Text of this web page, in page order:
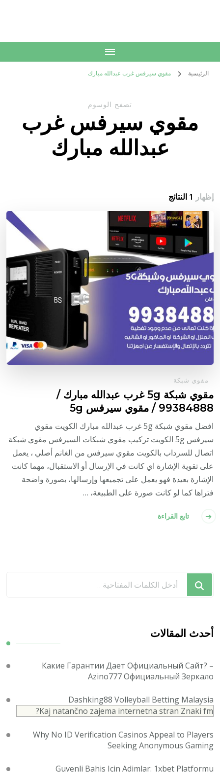
الرئيسية مقوي سيرفس غرب عبدالله مبارك
تصفح الوسوم
مقوي سيرفس غرب
عبدالله مبارك
إظهار 1 النتائج
مقوي شبكة
مقوي شبكة 5g غرب عبدالله مبارك /
99384888 / مقوي سيرفس 5g
افضل مقوي شبكة 5g غرب عبدالله مبارك الكويت مقوي
سيرفس 5g الكويت تركيب مقوي شبكات السيرفس مقوي شبكة
اتصال للسرداب بالكويت مقوي سيرفس من الغانم أصلي ، يعمل
على تقوية الإشارة اي كانت في الإرسال أو الاستقبال، مهما كانت
الإشارة بعيدة فهو يعمل على تجميعها وإرسالها، بصورة واضحة
فتراها كما لو كانت صورة على الطبيعة، …
تابع القراءة
تبحث
ما؟
أحدث المقالات
Какие Гарантии Дает Официальный Сайт? –
Azino777 Официальный Зеркало
Dashking88 Volleyball Betting Malaysia
Kaj natančno zajema internetna stran Znaki fm?
Why No ID Verification Casinos Appeal to Players
Seeking Anonymous Gaming
Guvenli Bahis Icin Adimlar: 1xbet Platformu